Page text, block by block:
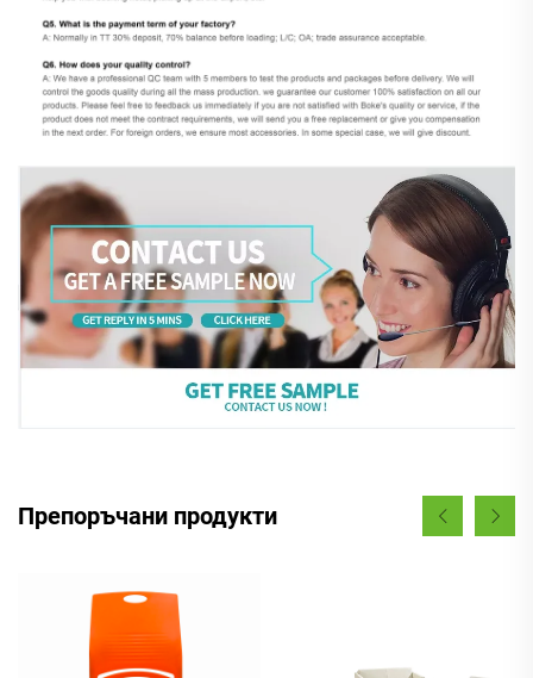
Препоръчани продукти